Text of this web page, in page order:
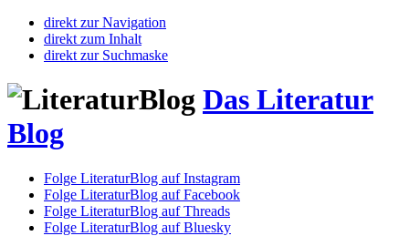
direkt zur Navigation
direkt zum Inhalt
direkt zur Suchmaske
Das Literatur
Blog
Folge LiteraturBlog auf Instagram
Folge LiteraturBlog auf Facebook
Folge LiteraturBlog auf Threads
Folge LiteraturBlog auf Bluesky